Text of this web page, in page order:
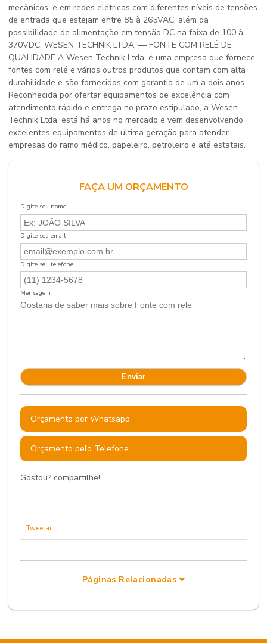
mecânicos, e em redes elétricas com diferentes níveis de tensões
de entrada que estejam entre 85 à 265VAC, além da
possibilidade de alimentação em tensão DC na faixa de 100 à
370VDC. WESEN TECHNIK LTDA. — FONTE COM RELÉ DE
QUALIDADE A Wesen Technik Ltda. é uma empresa que fornece
fontes com relé e vários outros produtos que contam com alta
durabilidade e são fornecidos com garantia de um a dois anos.
Reconhecida por ofertar equipamentos de excelência com
atendimento rápido e entrega no prazo estipulado, a Wesen
Technik Ltda. está há anos no mercado e vem desenvolvendo
excelentes equipamentos de última geração para atender
empresas do ramo médico, papeleiro, petroleiro e até estatais.
FAÇA UM ORÇAMENTO
Digite seu nome
Digite seu email
Digite seu telefone
Mensagem
Orçamento por Whatsapp
Orçamento pelo Telefone
Gostou? compartilhe!
Tweetar
Páginas Relacionadas